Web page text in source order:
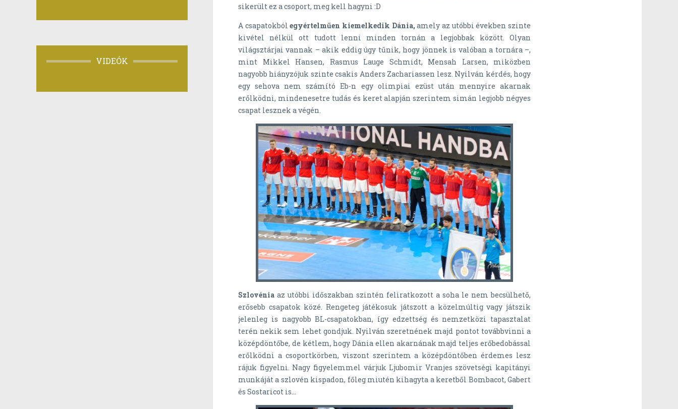
sikerült ez a csoport, meg kell hagyni :D
A csapatokbólegyértelműen kiemelkedik Dánia, amely az utóbbi években szinte
kivétel nélkül ott tudott lenni minden tornán a legjobbak között. Olyan
világsztárjai vannak – akik eddig úgy tűnik, hogy jönnek is valóban a tornára –,
mint Mikkel Hansen, Rasmus Lauge Schmidt, Mensah Larsen, miközben
nagyobb hiányzójuk szinte csakis Anders Zachariassen lesz. Nyilván kérdés, hogy
egy sehova nem számító Eb-n egy olimpiai ezüst után mennyire akarnak
erőlködni, mindenesetre tudás és keret alapján szerintem simán legjobb négyes
csapat lesznek a végén.
Szlovénia az utóbbi időszakban szintén feliratkozott a soha le nem becsülhető,
erősebb csapatok közé. Rengeteg játékosuk játszott a közelmúltig vagy játszik
jelenleg is nagyobb BL-csapatokban, így edzettség és nemzetközi tapasztalat
terén nekik sem lehet gondjuk. Nyilván szeretnének majd pontot továbbvinni a
középdöntőbe, de kétlem, hogy Dánia ellen akarnának majd teljes erőbedobással
erőlködni a csoportkörben, viszont szerintem a középdöntőben érdemes lesz
rájuk figyelni. Nagy figyelemmel várjuk Ljubomir Vranjes szövetségi kapitányi
munkáját a szlovén kispadon, főleg miutén kihagyta a keretből Bombacot, Gabert
és Sostaricot is...
VIDEÓK